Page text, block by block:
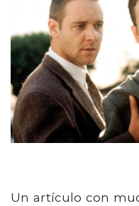
modo
Un artículo con